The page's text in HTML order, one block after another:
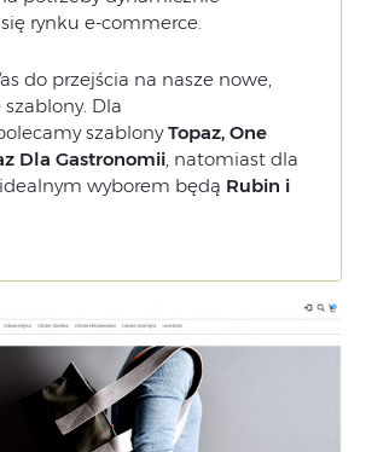
rynku e-commerce.
do przejścia na nasze nowe,
Dla
szablonyTopaz, One
Dla Gastronomii, natomiast dla
idealnym wyborem będą Rubin i